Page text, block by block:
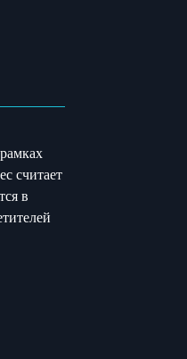
считает
в